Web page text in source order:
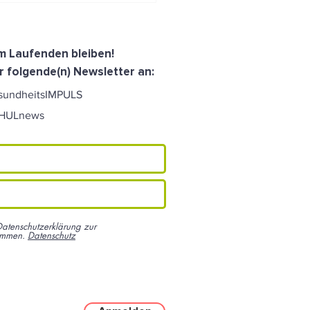
Laufenden bleiben!
folgende(n) Newsletter an:
zur
Datenschutz